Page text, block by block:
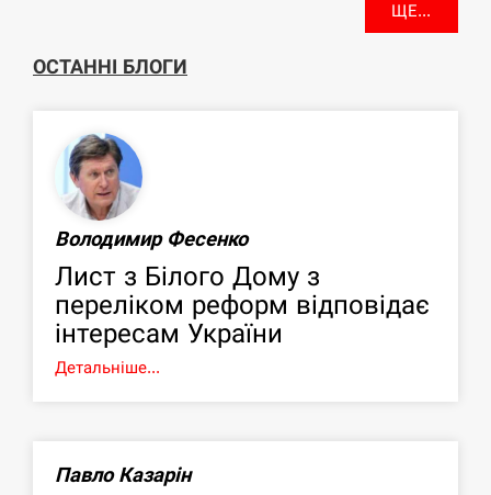
ЩЕ...
ОСТАННІ БЛОГИ
Володимир Фесенко
Лист з Білого Дому з
переліком реформ відповідає
інтересам України
Детальніше...
Павло Казарін